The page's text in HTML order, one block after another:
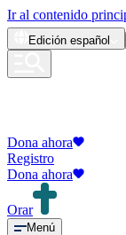
Ir al contenido
Edición español
Dona ahora
Registro
Dona ahora
Orar
Menú